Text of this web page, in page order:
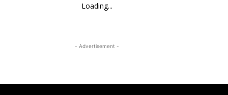
Loading...
- Advertisement -